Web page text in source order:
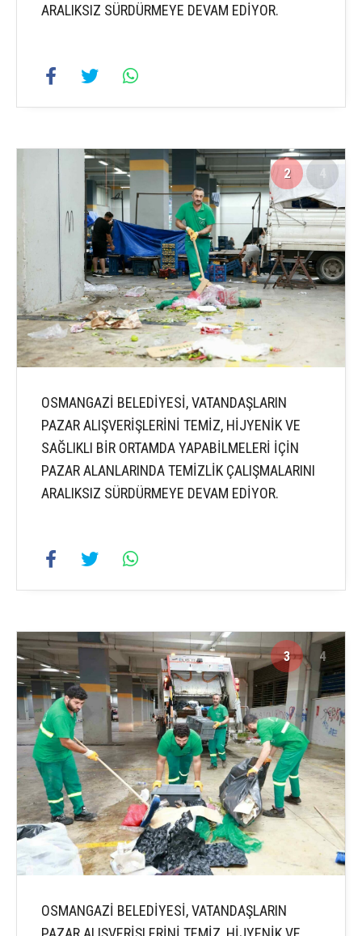
ARALIKSIZ SÜRDÜRMEYE DEVAM EDİYOR.
2 4
OSMANGAZİ BELEDİYESİ, VATANDAŞLARIN
PAZAR ALIŞVERİŞLERİNİ TEMİZ, HİJYENİK VE
SAĞLIKLI BİR ORTAMDA YAPABİLMELERİ İÇİN
PAZAR ALANLARINDA TEMİZLİK ÇALIŞMALARINI
ARALIKSIZ SÜRDÜRMEYE DEVAM EDİYOR.
3 4
OSMANGAZİ BELEDİYESİ, VATANDAŞLARIN